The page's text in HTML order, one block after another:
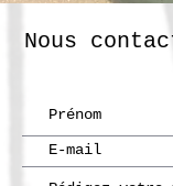
Nous